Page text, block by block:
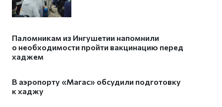
Паломникам из Ингушетии напомнили
о необходимости пройти вакцинацию перед
хаджем
В аэропорту «Магас» обсудили подготовку
к хаджу